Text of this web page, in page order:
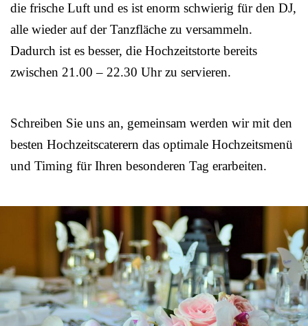
die frische Luft und es ist enorm schwierig für den DJ,
alle wieder auf der Tanzfläche zu versammeln.
Dadurch ist es besser, die Hochzeitstorte bereits
zwischen 21.00 – 22.30 Uhr zu servieren.
Schreiben Sie uns an, gemeinsam werden wir mit den
besten Hochzeitscaterern das optimale Hochzeitsmenü
und Timing für Ihren besonderen Tag erarbeiten.